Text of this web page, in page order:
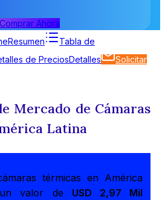
Comprar Ahora
Resumen
Tabla de
de PreciosDetalles
Solicitar
Mercado de Cámaras
Latina
térmicas en América
un valor de USD 2,97 Mil